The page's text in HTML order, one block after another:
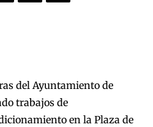
del Ayuntamiento de
trabajos de
en la Plaza de